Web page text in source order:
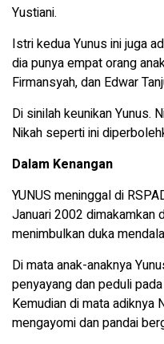
Yustiani.
Istri kedua Yunus ini juga
dia punya empat orang
Firmansyah, dan Edwar
Di sinilah keunikan Yunus.
Nikah seperti ini
Dalam Kenangan
YUNUS meninggal di
Januari 2002 dimakamkan
menimbulkan duka
Di mata anak-anaknya
penyayang dan peduli
Kemudian di mata adiknya
mengayomi dan pandai